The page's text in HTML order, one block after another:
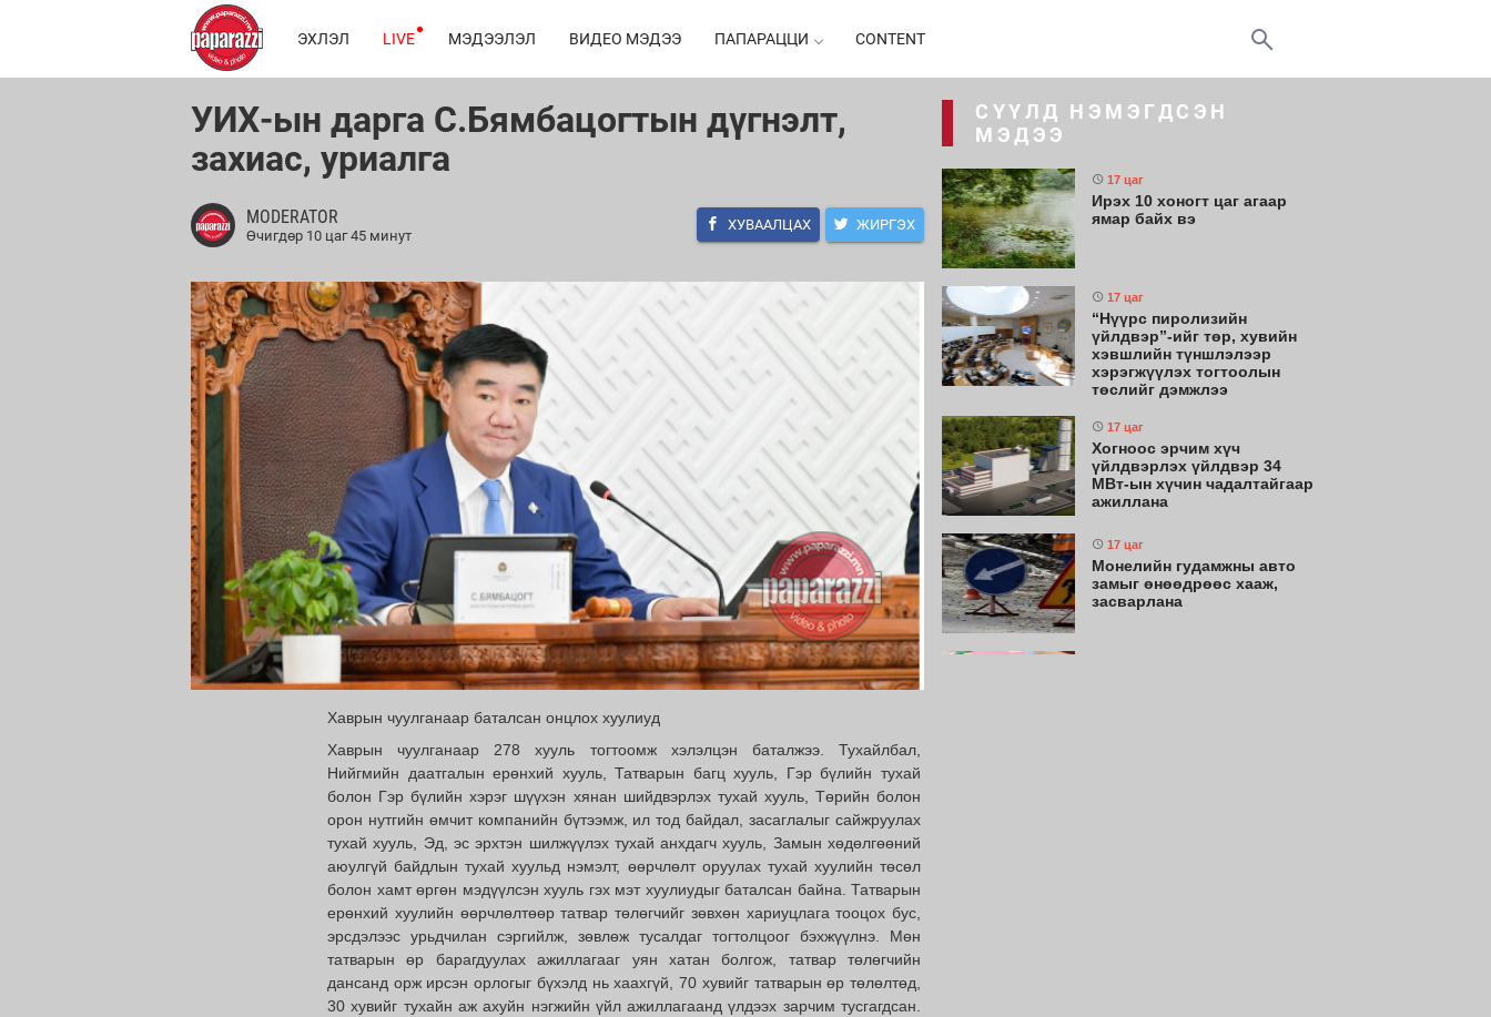
ЭХЛЭЛ LIVE МЭДЭЭЛЭЛ ВИДЕО МЭДЭЭ ПАПАРАЦЦИ CONTENT
УИХ-ын дарга С.Бямбацогтын дүгнэлт,
захиас, уриалга
MODERATOR
Өчигдөр 10 цаг 45 минут
ХУВААЛЦАХ ЖИРГЭХ
Хаврын чуулганаар баталсан онцлох хуулиуд
Хаврын чуулганаар 278 хууль тогтоомж хэлэлцэн баталжээ. Тухайлбал,
Нийгмийн даатгалын ерөнхий хууль, Татварын багц хууль, Гэр бүлийн тухай
болон Гэр бүлийн хэрэг шүүхэн хянан шийдвэрлэх тухай хууль, Төрийн болон
орон нутгийн өмчит компанийн бүтээмж, ил тод байдал, засаглалыг сайжруулах
тухай хууль, Эд, эс эрхтэн шилжүүлэх тухай анхдагч хууль, Замын хөдөлгөөний
аюулгүй байдлын тухай хуульд нэмэлт, өөрчлөлт оруулах тухай хуулийн төсөл
болон хамт өргөн мэдүүлсэн хууль гэх мэт хуулиудыг баталсан байна. Татварын
ерөнхий хуулийн өөрчлөлтөөр татвар төлөгчийг зөвхөн хариуцлага тооцох бус,
эрсдэлээс урьдчилан сэргийлж, зөвлөж тусалдаг тогтолцоог бэхжүүлнэ. Мөн
татварын өр барагдуулах ажиллагааг уян хатан болгож, татвар төлөгчийн
дансанд орж ирсэн орлогыг бүхэлд нь хаахгүй, 70 хувийг татварын өр төлөлтөд,
30 хувийг тухайн аж ахуйн нэгжийн үйл ажиллагаанд үлдээх зарчим тусгагдсан.
СҮҮЛД НЭМЭГДСЭН
МЭДЭЭ
17 цаг
Ирэх 10 хоногт цаг агаар
ямар байх вэ
17 цаг
“Нүүрс пиролизийн
үйлдвэр”-ийг төр, хувийн
хэвшлийн түншлэлээр
хэрэгжүүлэх тогтоолын
төслийг дэмжлээ
17 цаг
Хогноос эрчим хүч
үйлдвэрлэх үйлдвэр 34
МВт-ын хүчин чадалтайгаар
ажиллана
17 цаг
Монелийн гудамжны авто
замыг өнөөдрөөс хааж,
засварлана